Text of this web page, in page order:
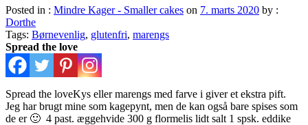
Posted in : Mindre Kager - Smaller cakes on 7. marts 2020 by :
Dorthe
Tags: Børnevenlig, glutenfri, marengs
Spread the love
Spread the loveKys eller marengs med farve i giver et ekstra pift.
Jeg har brugt mine som kagepynt, men de kan også bare spises som
de er 🙂 4 past. æggehvide 300 g flormelis lidt salt 1 spsk. eddike